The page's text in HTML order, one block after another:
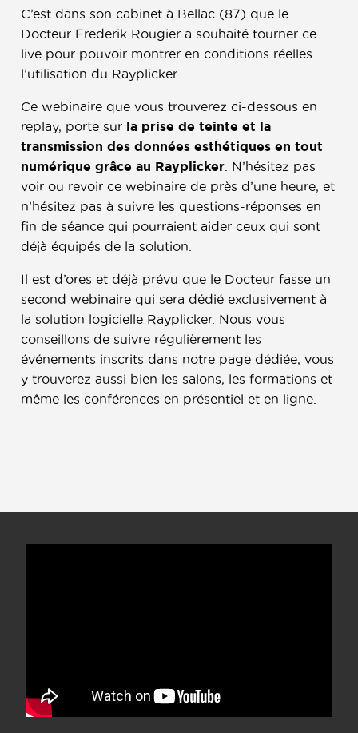
C’est dans son cabinet à Bellac (87) que le
Docteur Frederik Rougier a souhaité tourner ce
live pour pouvoir montrer en conditions réelles
l’utilisation du Rayplicker.
Ce webinaire que vous trouverez ci-dessous en
replay, porte sur la prise de teinte et la
transmission des données esthétiques en tout
numérique grâce au Rayplicker. N’hésitez pas
voir ou revoir ce webinaire de près d’une heure, et
n’hésitez pas à suivre les questions-réponses en
fin de séance qui pourraient aider ceux qui sont
déjà équipés de la solution.
Il est d’ores et déjà prévu que le Docteur fasse un
second webinaire qui sera dédié exclusivement à
la solution logicielle Rayplicker. Nous vous
conseillons de suivre régulièrement les
événements inscrits dans notre page dédiée, vous
y trouverez aussi bien les salons, les formations et
même les conférences en présentiel et en ligne.